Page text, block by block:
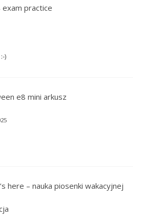
practice
)
e8 mini arkusz
here – nauka piosenki wakacyjnej